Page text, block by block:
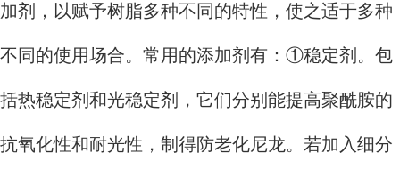
加剂，以赋予树脂多种不同的特性，使之适于多种
不同的使用场合。常用的添加剂有：①稳定剂。包
括热稳定剂和光稳定剂，它们分别能提高聚酰胺的
抗氧化性和耐光性，制得防老化尼龙。若加入细分